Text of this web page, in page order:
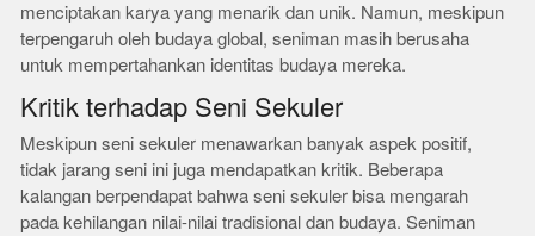
menciptakan karya yang menarik dan unik. Namun, meskipun
terpengaruh oleh budaya global, seniman masih berusaha
untuk mempertahankan identitas budaya mereka.
Kritik terhadap Seni Sekuler
Meskipun seni sekuler menawarkan banyak aspek positif,
tidak jarang seni ini juga mendapatkan kritik. Beberapa
kalangan berpendapat bahwa seni sekuler bisa mengarah
pada kehilangan nilai-nilai tradisional dan budaya. Seniman